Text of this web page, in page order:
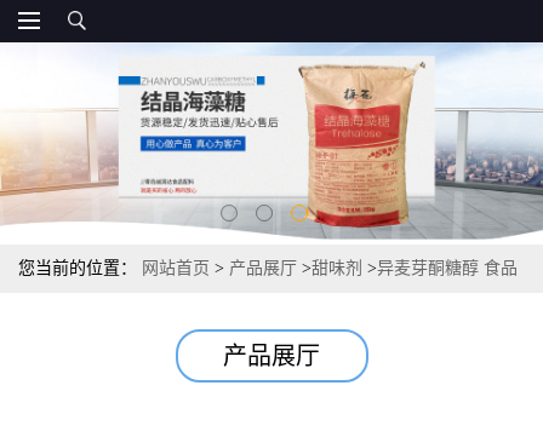
您当前的位置： 网站首页 > 产品展厅 >甜味剂 >异麦芽酮糖醇 食品
产品展厅